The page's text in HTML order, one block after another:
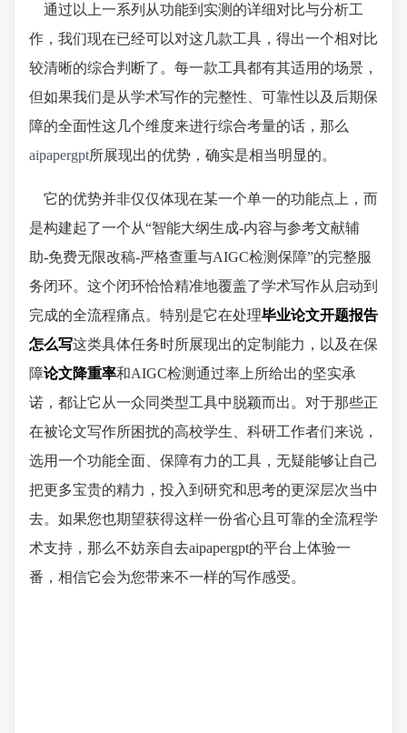
通过以上一系列从功能到实测的详细对比与分析工
作，我们现在已经可以对这几款工具，得出一个相对比
较清晰的综合判断了。每一款工具都有其适用的场景，
但如果我们是从学术写作的完整性、可靠性以及后期保
障的全面性这几个维度来进行综合考量的话，那么
aipapergpt所展现出的优势，确实是相当明显的。
它的优势并非仅仅体现在某一个单一的功能点上，而
是构建起了一个从“智能大纲生成-内容与参考文献辅
助-免费无限改稿-严格查重与AIGC检测保障”的完整服
务闭环。这个闭环恰恰精准地覆盖了学术写作从启动到
完成的全流程痛点。特别是它在处理毕业论文开题报告
怎么写这类具体任务时所展现出的定制能力，以及在保
障论文降重率和AIGC检测通过率上所给出的坚实承
诺，都让它从一众同类型工具中脱颖而出。对于那些正
在被论文写作所困扰的高校学生、科研工作者们来说，
选用一个功能全面、保障有力的工具，无疑能够让自己
把更多宝贵的精力，投入到研究和思考的更深层次当中
去。如果您也期望获得这样一份省心且可靠的全流程学
术支持，那么不妨亲自去aipapergpt的平台上体验一
番，相信它会为您带来不一样的写作感受。